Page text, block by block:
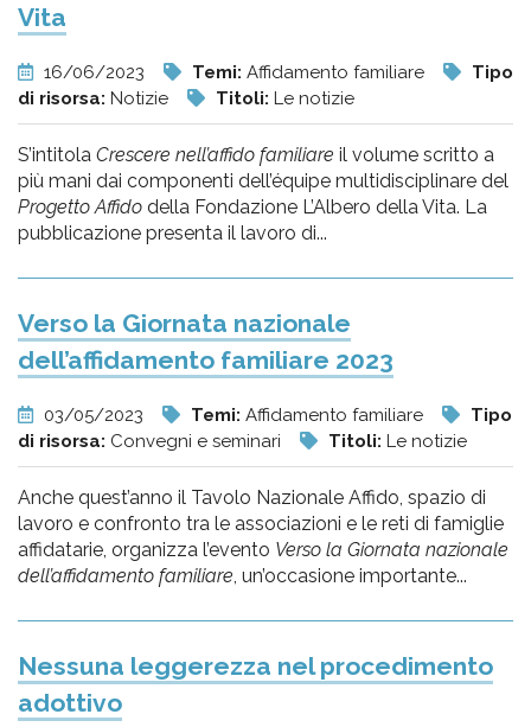
Vita
16/06/2023 Temi: Affidamento familiare
Tipo
di risorsa: Notizie Titoli: Le notizie
S’intitola Crescere nell’affido familiare il volume scritto a
più mani dai componenti dell’équipe multidisciplinare del
Progetto Affido della Fondazione L’Albero della Vita. La
pubblicazione presenta il lavoro di...
Verso la Giornata nazionale
dell’affidamento familiare 2023
03/05/2023 Temi: Affidamento familiare
Tipo
di risorsa: Convegni e seminari Titoli: Le notizie
Anche quest’anno il Tavolo Nazionale Affido, spazio di
lavoro e confronto tra le associazioni e le reti di famiglie
affidatarie, organizza l’evento Verso la Giornata nazionale
dell’affidamento familiare, un’occasione importante...
Nessuna leggerezza nel procedimento
adottivo